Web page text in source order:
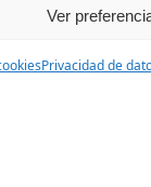
Ver
Privacidad de